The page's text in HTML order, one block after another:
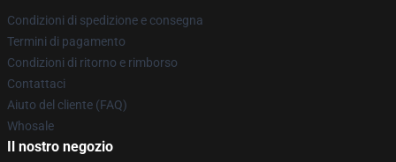
Condizioni di spedizione e consegna
Termini di pagamento
Condizioni di ritorno e rimborso
Contattaci
Aiuto del cliente (FAQ)
Whosale
Il nostro negozio